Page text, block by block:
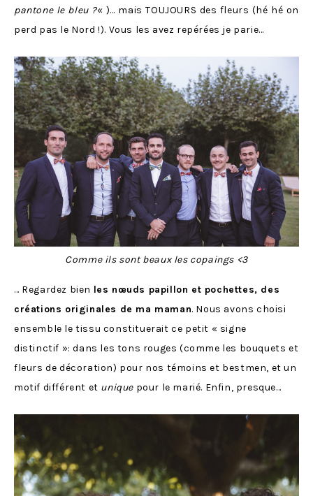
pantone le bleu ?« )… mais TOUJOURS des fleurs (hé hé on
perd pas le Nord !). Vous les avez repérées je parie…
Comme ils sont beaux les copaings <3
… Regardez bien les nœuds papillon et pochettes, des
créations originales de ma maman. Nous avons choisi
ensemble le tissu constituerait ce petit « signe
distinctif »: dans les tons rouges (comme les bouquets et
fleurs de décoration) pour nos témoins et bestmen, et un
motif différent et unique pour le marié. Enfin, presque…